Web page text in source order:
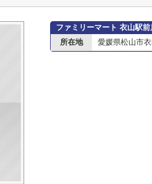
ファミリーマート 衣山駅
所在地
愛媛県松山市